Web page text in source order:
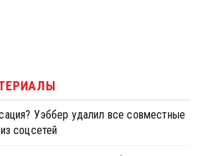
Уэббер удалил все совместные
соцсетей